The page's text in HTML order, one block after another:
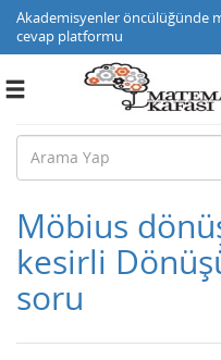
Akademisyenler öncülüğünde
cevap platformu
Toggle
Möbius
kesirli
soru